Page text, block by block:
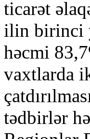
ticarət
ilin birinci
həcmi
vaxtlarda
tədbirlər